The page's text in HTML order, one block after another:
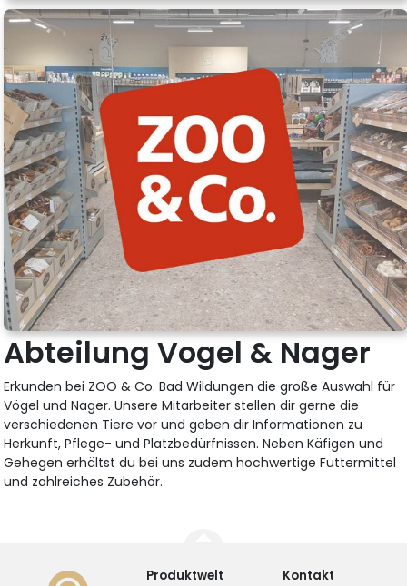
Abteilung Vogel & Nager
Erkunden bei ZOO & Co. Bad Wildungen die große Auswahl für
Vögel und Nager. Unsere Mitarbeiter stellen dir gerne die
verschiedenen Tiere vor und geben dir Informationen zu
Herkunft, Pflege- und Platzbedürfnissen. Neben Käfigen und
Gehegen erhältst du bei uns zudem hochwertige Futtermittel
und zahlreiches Zubehör.
Produktwelt Kontakt